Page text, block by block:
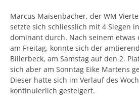
Marcus Maisenbacher, der WM
setzte sich schliesslich mit 4 Siegen
dominant durch. Nach seinem etwas
am Freitag, konnte sich der
Billerbeck, am Samstag auf den 2.
sich aber am Sonntag Eike Martens
Dieser hatte sich im Verlauf des
kontinuierlich gesteigert.